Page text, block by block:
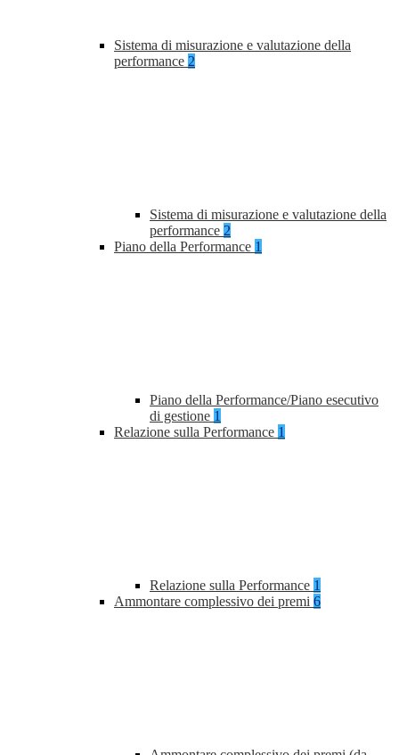
Sistema di misurazione e valutazione della
performance 2
Sistema di misurazione e valutazione della
performance 2
Piano della Performance 1
Piano della Performance/Piano esecutivo
di gestione 1
Relazione sulla Performance 1
Relazione sulla Performance 1
Ammontare complessivo dei premi 6